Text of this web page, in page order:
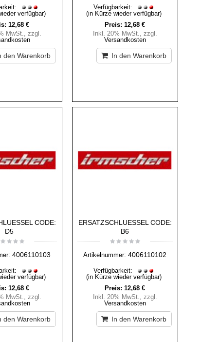
verfügbar)
12,68 €
MwSt.
zzgl.
den Warenkorb
Verfügbarkeit:
(in Kürze wieder verfügbar)
Preis: 12,68 €
Inkl. 20% MwSt.
zzgl.
Versandkosten
In den Warenkorb
CODE:
D5
4006110103
verfügbar)
12,68 €
MwSt.
zzgl.
den Warenkorb
ERSATZSCHLUESSEL CODE:
B6
Artikelnummer: 4006110102
Verfügbarkeit:
(in Kürze wieder verfügbar)
Preis: 12,68 €
Inkl. 20% MwSt.
zzgl.
Versandkosten
In den Warenkorb